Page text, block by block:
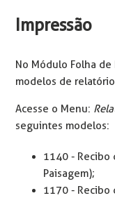
Impressão
No Módulo Folha
modelos de
Acesse o Menu:
seguintes modelos:
1140 - Recibo
Paisagem);
1170 - Recibo